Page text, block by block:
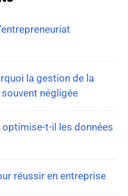
la gestion de la
négligée
t-il les données
réussir en entreprise